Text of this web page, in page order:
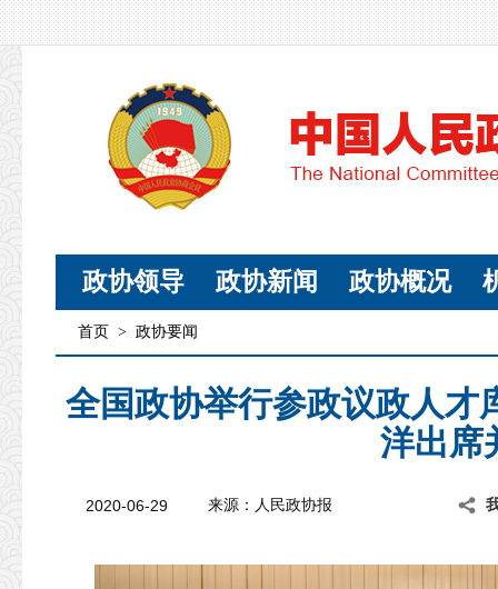
政协领导 政协新闻 政协概况
首页 > 政协要闻
全国政协举行参政议政人才
洋出席
2020-06-29 来源：人民政协报